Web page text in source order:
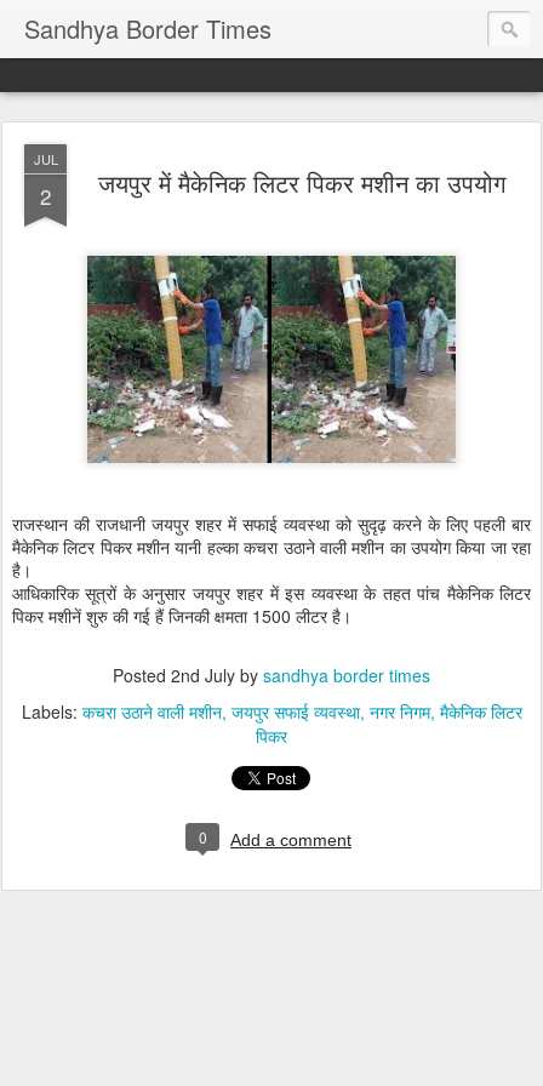
Sandhya Border Times
JUL
2 जयपुर में मैकेनिक लिटर पिकर मशीन का उपयोग
राजस्थान की राजधानी जयपुर शहर में सफाई व्यवस्था को सुदृढ़ करने के लिए पहली बार
मैकेनिक लिटर पिकर मशीन यानी हल्का कचरा उठाने वाली मशीन का उपयोग किया जा रहा
है।
आधिकारिक सूत्रों के अनुसार जयपुर शहर में इस व्यवस्था के तहत पांच मैकेनिक लिटर
पिकर मशीनें शुरु की गई हैं जिनकी क्षमता 1500 लीटर है।
Posted 2nd July by sandhya border times
Labels: कचरा उठाने वाली मशीन जयपुर सफाई व्यवस्था नगर निगम मैकेनिक लिटर
पिकर
0 Add a comment